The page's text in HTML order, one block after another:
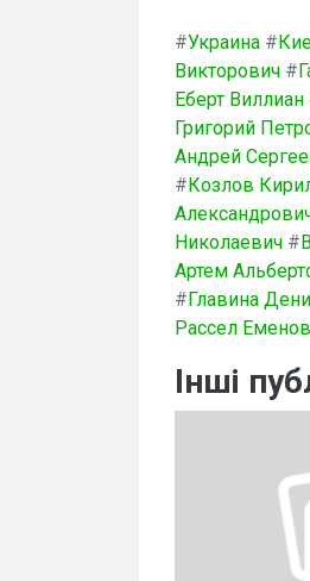
#Украина #
Викторович #
Еберт Виллиан
Григорий
Андрей
#Козлов
Николаевич #
Артем
#Главина
Рассел
Інші